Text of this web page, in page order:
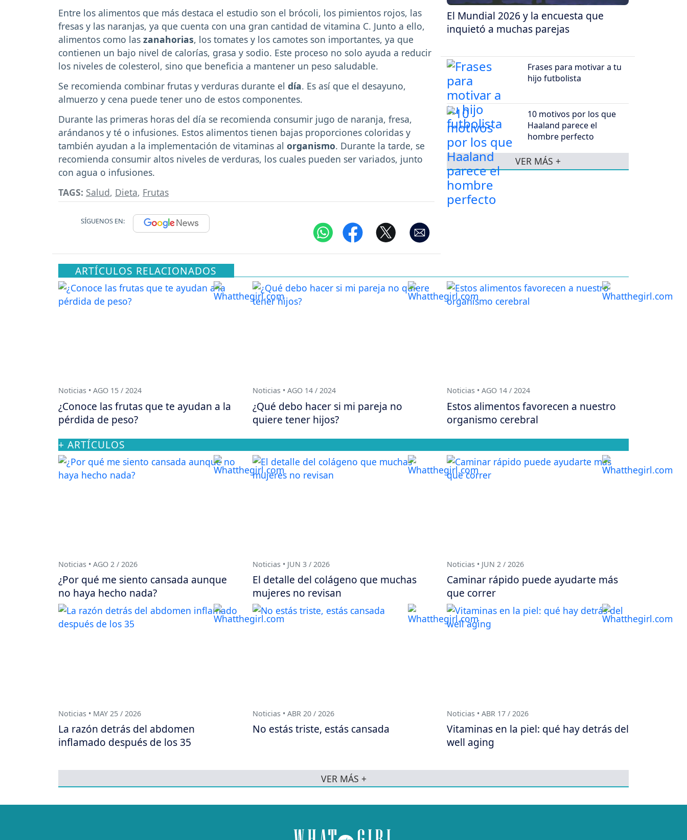
Entre los alimentos que más destaca el estudio son el brócoli, los pimientos rojos, las
fresas y las naranjas, ya que cuenta con una gran cantidad de vitamina C. Junto a ello,
alimentos como las zanahorias, los tomates y los camotes son importantes, ya que
contienen un bajo nivel de calorías, grasa y sodio. Este proceso no solo ayuda a reducir
los niveles de colesterol, sino que beneficia a mantener un peso saludable.
Se recomienda combinar frutas y verduras durante el día. Es así que el desayuno,
almuerzo y cena puede tener uno de estos componentes.
Durante las primeras horas del día se recomienda consumir jugo de naranja, fresa,
arándanos y té o infusiones. Estos alimentos tienen bajas proporciones coloridas y
también ayudan a la implementación de vitaminas al organismo. Durante la tarde, se
recomienda consumir altos niveles de verduras, los cuales pueden ser variados, junto
con agua o infusiones.
TAGS: Salud, Dieta, Frutas
SÍGUENOS EN:
El Mundial 2026 y la encuesta que
inquietó a muchas parejas
Frases para motivar a tu
hijo futbolista
10 motivos por los que
Haaland parece el
hombre perfecto
VER MÁS +
ARTÍCULOS RELACIONADOS
Noticias • AGO 15 / 2024
¿Conoce las frutas que te ayudan a la
pérdida de peso?
Noticias • AGO 14 / 2024
¿Qué debo hacer si mi pareja no
quiere tener hijos?
Noticias • AGO 14 / 2024
Estos alimentos favorecen a nuestro
organismo cerebral
+ ARTÍCULOS
Noticias • AGO 2 / 2026
¿Por qué me siento cansada aunque
no haya hecho nada?
Noticias • JUN 3 / 2026
El detalle del colágeno que muchas
mujeres no revisan
Noticias • JUN 2 / 2026
Caminar rápido puede ayudarte más
que correr
Noticias • MAY 25 / 2026
La razón detrás del abdomen
inflamado después de los 35
Noticias • ABR 20 / 2026
No estás triste, estás cansada
Noticias • ABR 17 / 2026
Vitaminas en la piel: qué hay detrás del
well aging
VER MÁS +